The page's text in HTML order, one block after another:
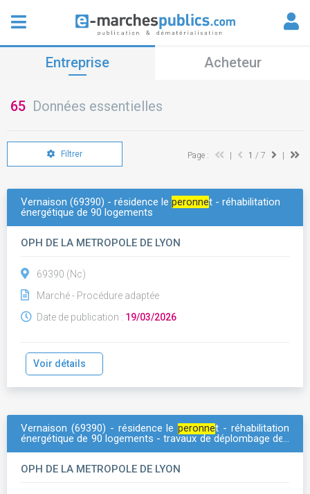
Entreprise Acheteur
65 Données essentielles
Filtrer Page : 1 / 7
Vernaison (69390) - résidence le peronnet - réhabilitation
énergétique de 90 logements
OPH DE LA METROPOLE DE LYON
69390 (Nc)
Marché - Procédure adaptée
Date de publication : 19/03/2026
Voir détails
Vernaison (69390) - résidence leperonnet - réhabilitation
énergétique de 90 logements - travaux de déplombage des
OPH DE LA METROPOLE DE LYON